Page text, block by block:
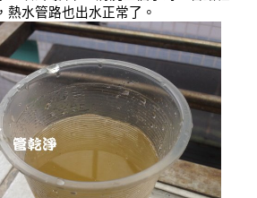
熱水管路也出水正常了。